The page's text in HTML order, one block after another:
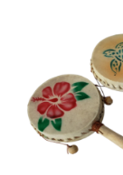
Mijn account